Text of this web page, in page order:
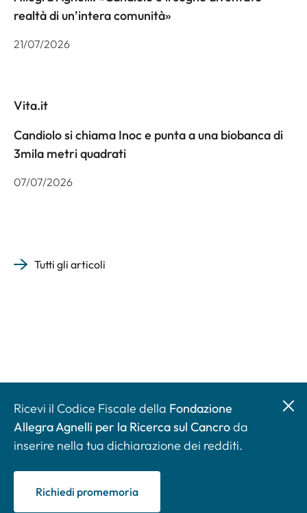
realtà di un’intera comunità»
21/07/2026
Vita.it
Candiolo si chiama Inoc e punta a una biobanca di
3mila metri quadrati
07/07/2026
Tutti gli articoli
Ricevi il Codice Fiscale della Fondazione
Allegra Agnelli per la Ricerca sul Cancroda
inserire nella tua dichiarazione dei redditi.
Richiedi promemoria